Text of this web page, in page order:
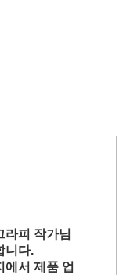
라피 작가님
니다.
에서 제품 업